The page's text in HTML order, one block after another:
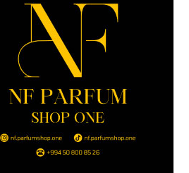
Səudiyyə Ərəbistanı və
arasında Məkkə müdafiə
bu silahı verməkdən
ABŞ-ın özünün bu raketlərə